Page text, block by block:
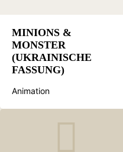
MINIONS &
MONSTER
(UKRAINISCHE
FASSUNG)
Animation